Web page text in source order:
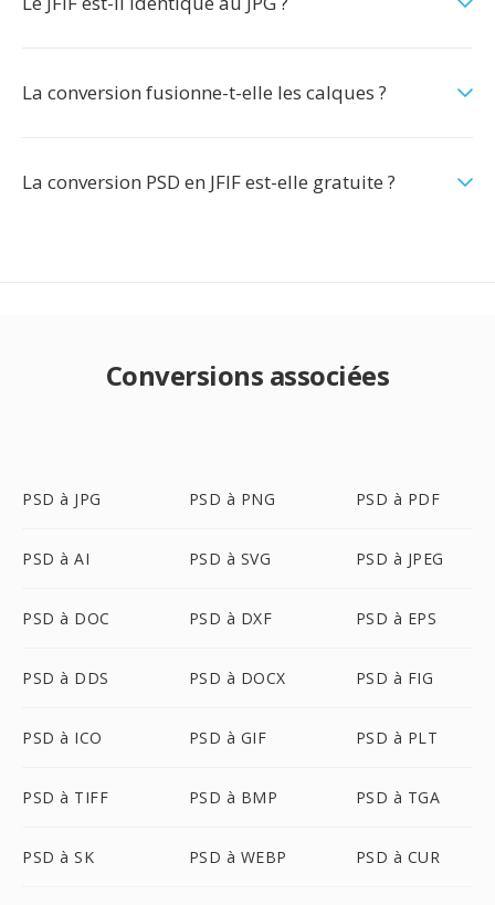
La conversion fusionne-t-elle les calques ?
La conversion PSD en JFIF est-elle gratuite ?
Conversions associées
PSD à JPG PSD à PNG PSD à PDF
PSD à AI PSD à SVG PSD à JPEG
PSD à DOC PSD à DXF PSD à EPS
PSD à DDS PSD à DOCX PSD à FIG
PSD à ICO PSD à GIF PSD à PLT
PSD à TIFF PSD à BMP PSD à TGA
PSD à SK PSD à WEBP PSD à CUR